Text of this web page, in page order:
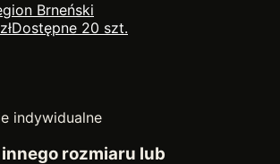
Brneński
Dostępne 20 szt.
indywidualne
rozmiaru lub